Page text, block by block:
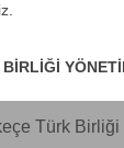
Türk Birliği